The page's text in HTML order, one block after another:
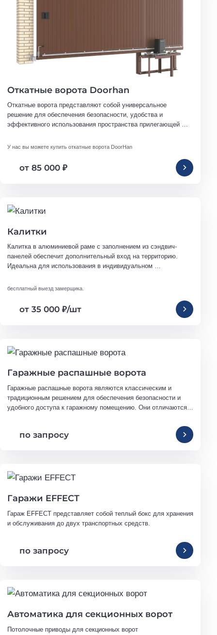
Откатные ворота Doorhan
Откатные ворота представляют собой универсальное
решение для обеспечения безопасности, удобства и
эффективного использования пространства прилегающей
У нас вы можете купить откатные ворота DoorHan
от 85 000₽
Калитки
Калитка в алюминиевой раме с заполнением из сэндвич-
панелей обеспечит дополнительный вход на территорию.
Идеальна для использования в индивидуальном
бесплатный выезд замерщика.
от 35 000₽/шт
Гаражные распашные ворота
Гаражные распашные ворота являются классическим и
традиционным решением для обеспечения безопасности и
удобного доступа к гаражному помещению. Они отличаются
по запросу
Гаражи EFFECT
Гараж EFFECT представляет собой теплый бокс для хранения
и обслуживания до двух транспортных средств.
по запросу
Автоматика для секционных ворот
Потолочные приводы для секционных ворот